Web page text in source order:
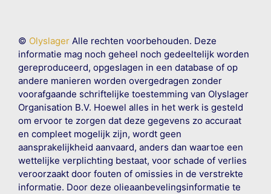
© OlyslagerAlle rechten voorbehouden. Deze
informatie mag noch geheel noch gedeeltelijk worden
gereproduceerd, opgeslagen in een database of op
andere manieren worden overgedragen zonder
voorafgaande schriftelijke toestemming van Olyslager
Organisation B.V. Hoewel alles in het werk is gesteld
om ervoor te zorgen dat deze gegevens zo accuraat
en compleet mogelijk zijn, wordt geen
aansprakelijkheid aanvaard, anders dan waartoe een
wettelijke verplichting bestaat, voor schade of verlies
veroorzaakt door fouten of omissies in de verstrekte
informatie. Door deze olieaanbevelingsinformatie te